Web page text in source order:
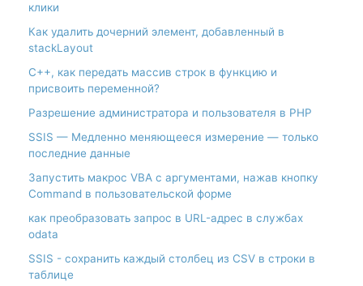
клики
Как удалить дочерний элемент, добавленный в
stackLayout
С++, как передать массив строк в функцию и
присвоить переменной?
Разрешение администратора и пользователя в PHP
SSIS — Медленно меняющееся измерение — только
последние данные
Запустить макрос VBA с аргументами, нажав кнопку
Command в пользовательской форме
как преобразовать запрос в URL-адрес в службах
odata
SSIS - сохранить каждый столбец из CSV в строки в
таблице